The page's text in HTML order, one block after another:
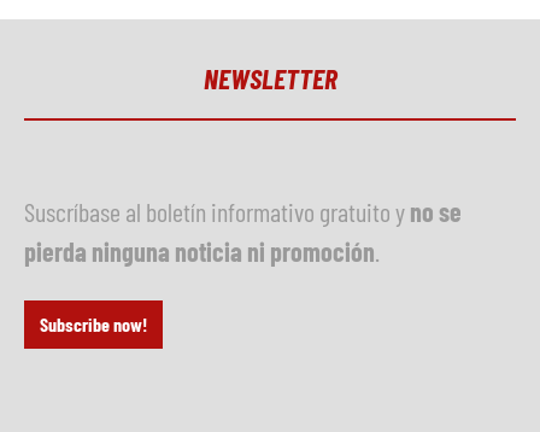
NEWSLETTER
Suscríbase al boletín informativo gratuito yno se
pierda ninguna noticia ni promoción
Subscribe now!